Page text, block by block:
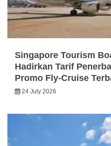
Singapore Tourism
Hadirkan Tarif
Promo Fly-Cruise
24 July 2026